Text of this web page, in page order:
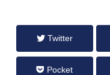
Twitter
Pocket